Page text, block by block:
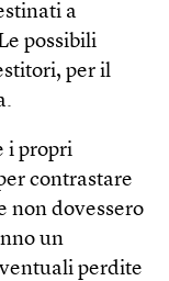
a
possibili
per il
i propri
contrastare
non dovessero
un
perdite